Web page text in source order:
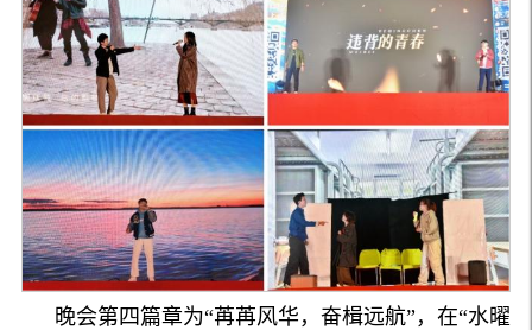
晚会第四篇章为“苒苒风华，奋楫远航”，在“水曜